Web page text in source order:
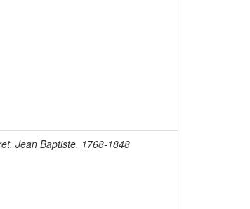
Jean Baptiste, 1768-1848